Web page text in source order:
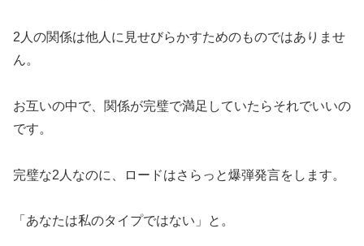
2人の関係は他人に見せびらかすためのものではありませ
ん。
お互いの中で、関係が完璧で満足していたらそれでいいの
です。
完璧な2人なのに、ロードはさらっと爆弾発言をします。
「あなたは私のタイプではない」と。